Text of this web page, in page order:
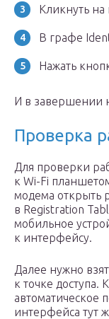
Кликнуть на
В графе
Нажать
И в завершении
Проверка
Для проверки
к Wi-Fi
модема открыть
в Registration
мобильное
к интерфейсу.
Далее нужно
к точке доступа.
автоматическое
интерфейса тут